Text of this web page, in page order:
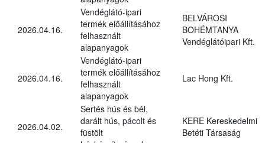
2026.04.16.
Vendéglátó-ipari
termék előállításához
felhasznált
alapanyagok
BELVÁROSI
BOHÉMTANYA
Vendéglátóipari Kft.
2026.04.16.
Vendéglátó-ipari
termék előállításához
felhasznált
alapanyagok
Lac Hong Kft.
2026.04.02.
Sertés hús és bél,
darált hús, pácolt és
füstölt
KERE Kereskedelmi
Betéti Társaság